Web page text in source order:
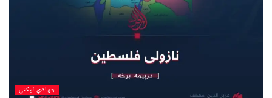
جهادي لیکني